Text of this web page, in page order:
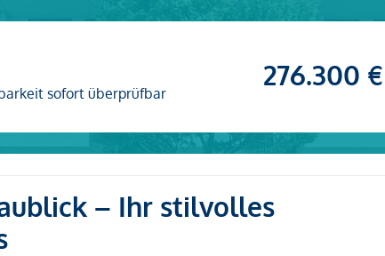
sofort überprüfbar
276.300 €
– Ihr stilvolles